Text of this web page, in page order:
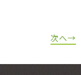
次へ→